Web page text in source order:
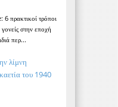
πρακτικοί τρόποι
στην εποχή
περ...
λίμνη
του 1940